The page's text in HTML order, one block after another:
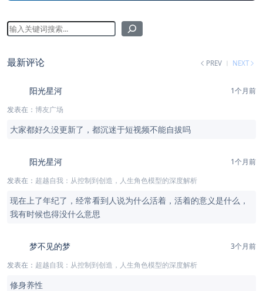
最新评论 PREV NEXT
阳光星河
1个月前
发表在： 博友广场
大家都好久没更新了，都沉迷于短视频不能自拔吗
阳光星河
1个月前
发表在： 超越自我：从控制到创造，人生角色模型的深度解析
现在上了年纪了，经常看到人说为什么活着，活着的意义是什么，
我有时候也得没什么意思
梦不见的梦
3个月前
发表在： 超越自我：从控制到创造，人生角色模型的深度解析
修身养性